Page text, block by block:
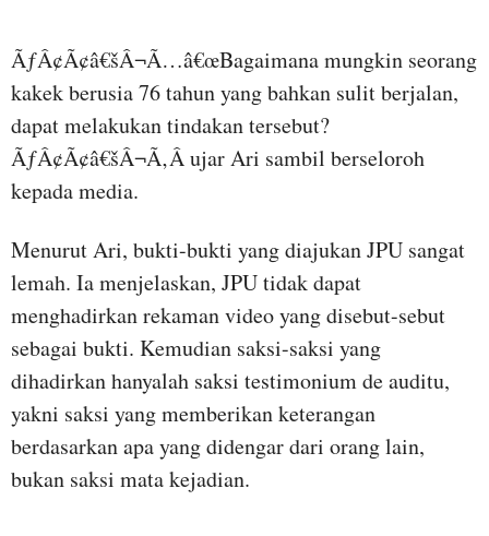
ÃƒÂ¢Ã¢â€šÂ¬Ã…â€œBagaimana mungkin seorang
kakek berusia 76 tahun yang bahkan sulit berjalan,
dapat melakukan tindakan tersebut?
ÃƒÂ¢Ã¢â€šÂ¬Ã‚Â ujar Ari sambil berseloroh
kepada media.
Menurut Ari, bukti-bukti yang diajukan JPU sangat
lemah. Ia menjelaskan, JPU tidak dapat
menghadirkan rekaman video yang disebut-sebut
sebagai bukti. Kemudian saksi-saksi yang
dihadirkan hanyalah saksi testimonium de auditu,
yakni saksi yang memberikan keterangan
berdasarkan apa yang didengar dari orang lain,
bukan saksi mata kejadian.